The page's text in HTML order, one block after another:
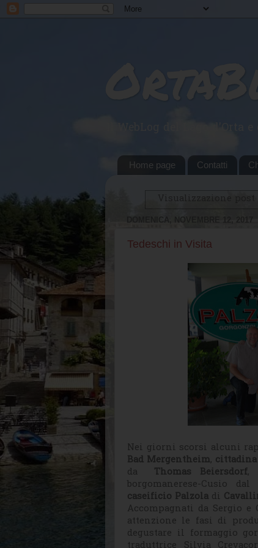
Home page Contatti
Tedeschi in Visita
Nei giorni scorsi alcuni
Bad Mergentheim, cittadina
da Thomas Beiersdorf,
borgomanerese-Cusio
caseificio Palzola di
Accompagnati da Sergio
attenzione le fasi di
degustare il formaggio